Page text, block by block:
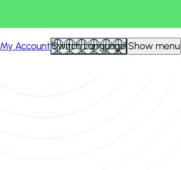
My AccountSwitch Language Show menu